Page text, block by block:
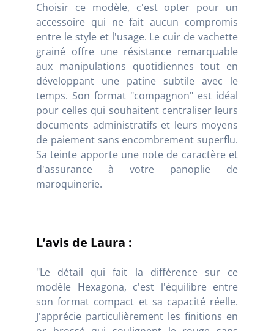
Choisir ce modèle, c'est opter pour un
accessoire qui ne fait aucun compromis
entre le style et l'usage. Le cuir de vachette
grainé offre une résistance remarquable
aux manipulations quotidiennes tout en
développant une patine subtile avec le
temps. Son format "compagnon" est idéal
pour celles qui souhaitent centraliser leurs
documents administratifs et leurs moyens
de paiement sans encombrement superflu.
Sa teinte apporte une note de caractère et
d'assurance à votre panoplie de
maroquinerie.
L’avis de Laura :
"Le détail qui fait la différence sur ce
modèle Hexagona, c'est l'équilibre entre
son format compact et sa capacité réelle.
J'apprécie particulièrement les finitions en